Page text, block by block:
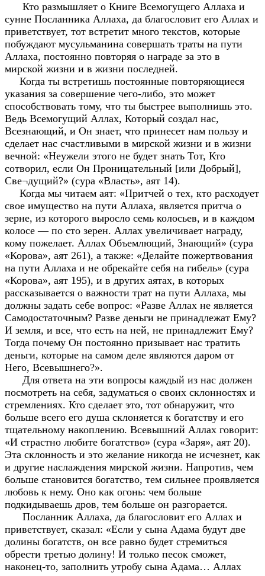
Кто размышляет о Книге Всемогущего Аллаха и
сунне Посланника Аллаха, да благословит его Аллах и
приветствует, тот встретит много текстов, которые
побуждают мусульманина совершать траты на пути
Аллаха, постоянно повторяя о награде за это в
мирской жизни и в жизни последней.
Когда ты встретишь постоянные повторяющиеся
указания за совершение чего-либо, это может
способствовать тому, что ты быстрее выполнишь это.
Ведь Всемогущий Аллах, Который создал нас,
Всезнающий, и Он знает, что принесет нам пользу и
сделает нас счастливыми в мирской жизни и в жизни
вечной: «Неужели этого не будет знать Тот, Кто
сотворил, если Он Проницательный [или Добрый],
Све¬дущий?» (сура «Власть», аят 14).
Когда мы читаем аят: «Притчей о тех, кто расходует
свое имущество на пути Аллаха, является притча о
зерне, из которого выросло семь колосьев, и в каждом
колосе — по сто зерен. Аллах увеличивает награду,
кому пожелает. Аллах Объемлющий, Знающий» (сура
«Корова», аят 261), а также: «Делайте пожертвования
на пути Аллаха и не обрекайте себя на гибель» (сура
«Корова», аят 195), и в других аятах, в которых
рассказывается о важности трат на пути Аллаха, мы
должны задать себе вопрос: «Разве Аллах не является
Самодостаточным? Разве деньги не принадлежат Ему?
И земля, и все, что есть на ней, не принадлежит Ему?
Тогда почему Он постоянно призывает нас тратить
деньги, которые на самом деле являются даром от
Него, Всевышнего?».
Для ответа на эти вопросы каждый из нас должен
посмотреть на себя, задуматься о своих склонностях и
стремлениях. Кто сделает это, тот обнаружит, что
больше всего его душа склоняется к богатству и его
тщательному накоплению. Всевышний Аллах говорит:
«И страстно любите богатство» (сура «Заря», аят 20).
Эта склонность и это желание никогда не исчезнет, как
и другие наслаждения мирской жизни. Напротив, чем
больше становится богатство, тем сильнее проявляется
любовь к нему. Оно как огонь: чем больше
подкидываешь дров, тем больше он разгорается.
Посланник Аллаха, да благословит его Аллах и
приветствует, сказал: «Если у сына Адама будут две
долины богатств, он все равно будет стремиться
обрести третью долину! И только песок сможет,
наконец-то, заполнить утробу сына Адама… Аллах